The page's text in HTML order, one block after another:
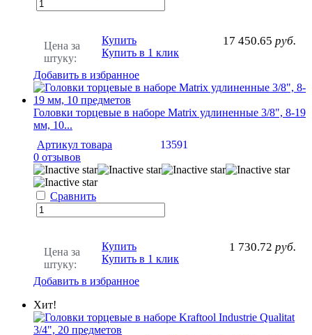
Цена за
штуку:
17 450.65 руб.
Купить
Купить в 1 клик
Добавить в избранное
Головки торцевые в наборе Matrix удлиненные 3/8", 8-19
мм, 10...
Артикул товара
13591
0 отзывов
Сравнить
Цена за
штуку:
1 730.72 руб.
Купить
Купить в 1 клик
Добавить в избранное
Хит!